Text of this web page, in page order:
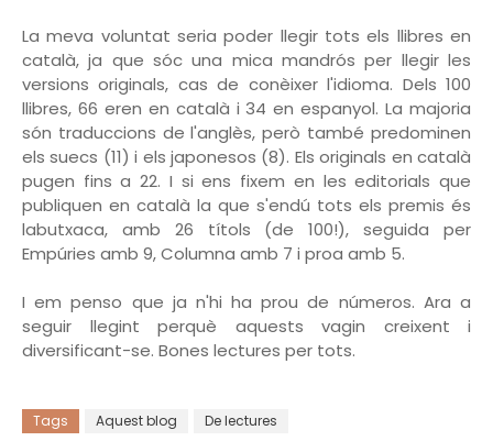
La meva voluntat seria poder llegir tots els llibres en
català, ja que sóc una mica mandrós per llegir les
versions originals, cas de conèixer l'idioma. Dels 100
llibres, 66 eren en català i 34 en espanyol. La majoria
són traduccions de l'anglès, però també predominen
els suecs (11) i els japonesos (8). Els originals en català
pugen fins a 22. I si ens fixem en les editorials que
publiquen en català la que s'endú tots els premis és
labutxaca, amb 26 títols (de 100!), seguida per
Empúries amb 9, Columna amb 7 i proa amb 5.
I em penso que ja n'hi ha prou de números. Ara a
seguir llegint perquè aquests vagin creixent i
diversificant-se. Bones lectures per tots.
Tags Aquest blog De lectures